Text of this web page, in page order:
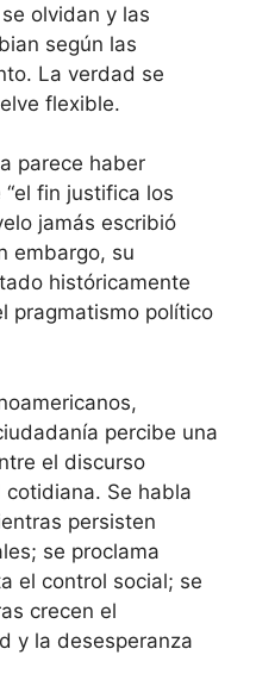
olvidan y las
según las
La verdad se
flexible.
parece haber
fin justifica los
jamás escribió
embargo, su
históricamente
pragmatismo político
percibe una
el discurso
Se habla
persisten
se proclama
el control social; se
crecen el
y la desesperanza